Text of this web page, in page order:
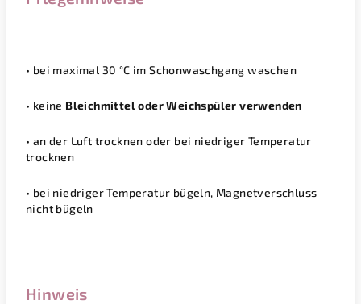
• bei maximal 30 °C im Schonwaschgang waschen
• keine Bleichmittel oder Weichspüler verwenden
• an der Luft trocknen oder bei niedriger Temperatur
trocknen
• bei niedriger Temperatur bügeln, Magnetverschluss
nicht bügeln
Hinweis